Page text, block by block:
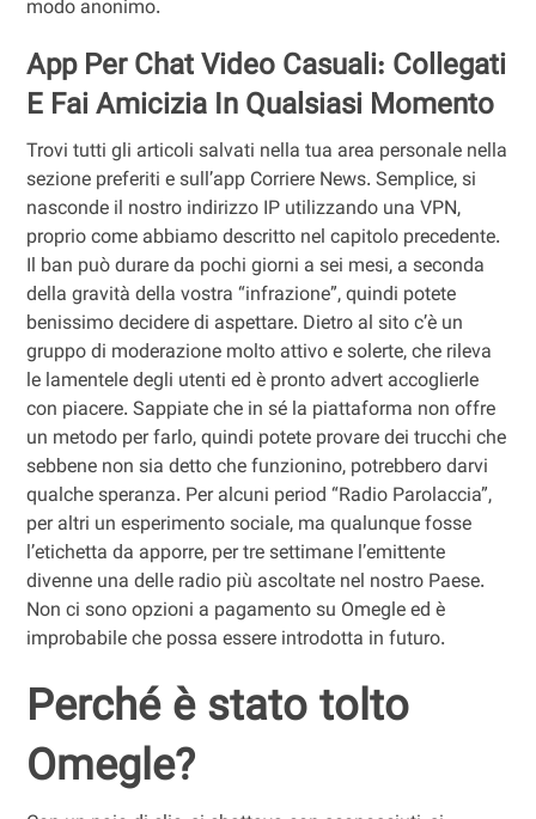
modo anonimo.
App Per Chat Video Casuali: Collegati
E Fai Amicizia In Qualsiasi Momento
Trovi tutti gli articoli salvati nella tua area personale nella
sezione preferiti e sull’app Corriere News. Semplice, si
nasconde il nostro indirizzo IP utilizzando una VPN,
proprio come abbiamo descritto nel capitolo precedente.
Il ban può durare da pochi giorni a sei mesi, a seconda
della gravità della vostra “infrazione”, quindi potete
benissimo decidere di aspettare. Dietro al sito c’è un
gruppo di moderazione molto attivo e solerte, che rileva
le lamentele degli utenti ed è pronto advert accoglierle
con piacere. Sappiate che in sé la piattaforma non offre
un metodo per farlo, quindi potete provare dei trucchi che
sebbene non sia detto che funzionino, potrebbero darvi
qualche speranza. Per alcuni period “Radio Parolaccia”,
per altri un esperimento sociale, ma qualunque fosse
l’etichetta da apporre, per tre settimane l’emittente
divenne una delle radio più ascoltate nel nostro Paese.
Non ci sono opzioni a pagamento su Omegle ed è
improbabile che possa essere introdotta in futuro.
Perché è stato tolto
Omegle?